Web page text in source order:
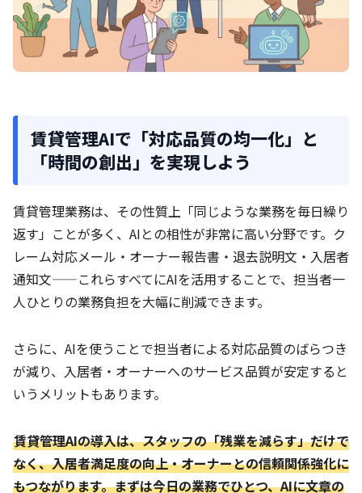
賃貸管理AIで「対応品質の均一化」と
「時間の創出」を実現しよう
賃貸管理業務は、その性質上「同じような業務を毎日繰り
返す」ことが多く、AIとの相性が非常に高い分野です。ク
レーム対応メール・オーナー報告書・退去説明文・入居者
通知文——これらすべてにAIを活用することで、担当者一
人ひとりの業務負担を大幅に削減できます。
さらに、AIを使うことで担当者による対応品質のばらつき
が減り、入居者・オーナーへのサービス品質が安定すると
いうメリットもあります。
賃貸管理AIの導入は、スタッフの「残業を減らす」だけで
なく、入居者満足度の向上・オーナーとの信頼関係強化に
もつながります。まずは今日の業務でひとつ、AIに文章の